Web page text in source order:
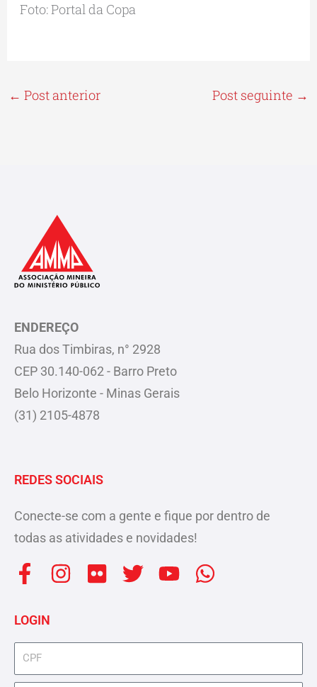
Foto: Portal da Copa
← Post anterior Post seguinte →
ENDEREÇO
Rua dos Timbiras, n° 2928
CEP 30.140-062 - Barro Preto
Belo Horizonte - Minas Gerais
(31) 2105-4878
REDES SOCIAIS
Conecte-se com a gente e fique por dentro de
todas as atividades e novidades!
F
a
c
e
b
o
I
t
g
F
c
r
T
t
e
Y
t
b
W
t
a
LOGIN
cpf